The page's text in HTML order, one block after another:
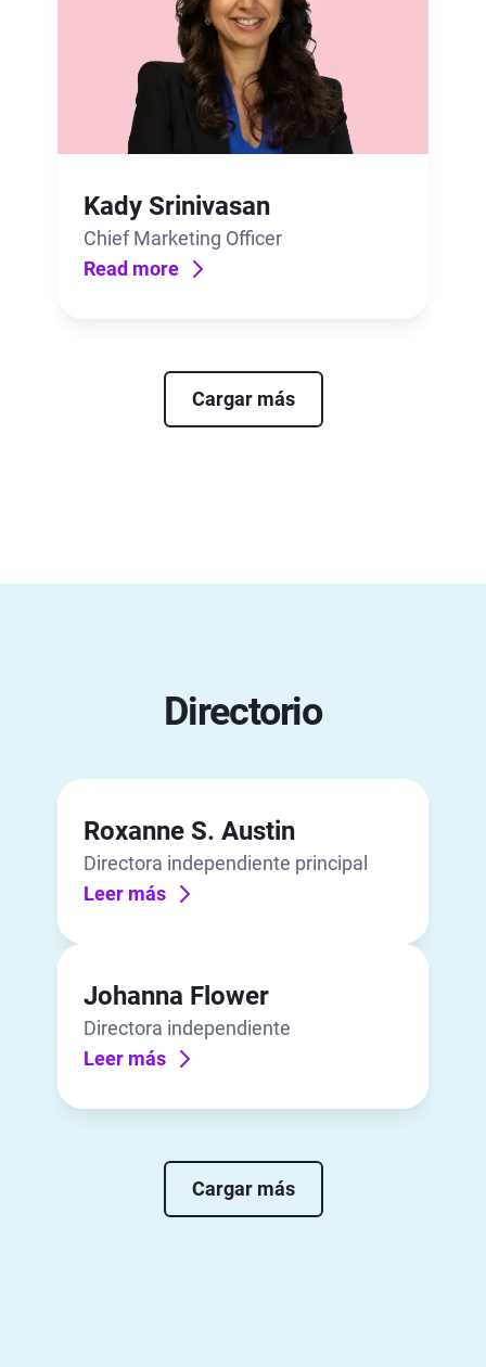
Kady Srinivasan
Chief Marketing Officer
Read more
Cargar más
Directorio
Roxanne S. Austin
Directora independiente principal
Leer más
Johanna Flower
Directora independiente
Leer más
Cargar más